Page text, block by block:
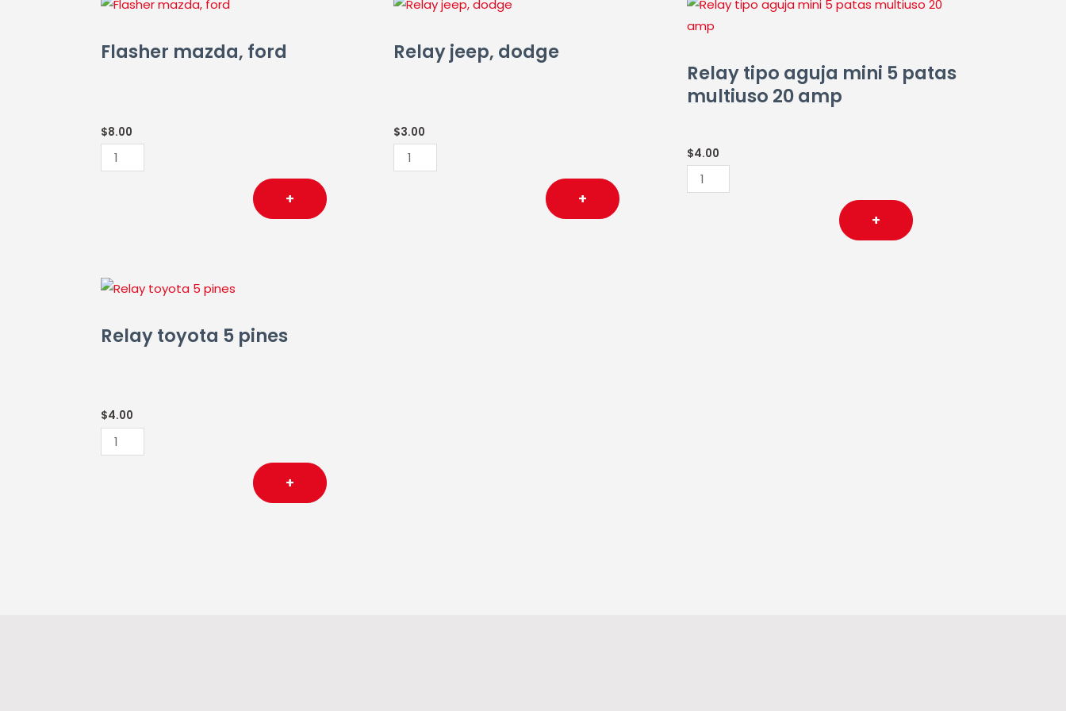
Flasher mazda, ford
$8.00
Flasher
ford
+
Relay jeep, dodge
$3.00
Relay
dodge
cantidad
+
Relay tipo aguja mini 5 patas
multiuso 20 amp
$4.00
Relay
tipo
mini
5
20
amp
cantidad
+
Relay toyota 5 pines
$4.00
Relay
5
+